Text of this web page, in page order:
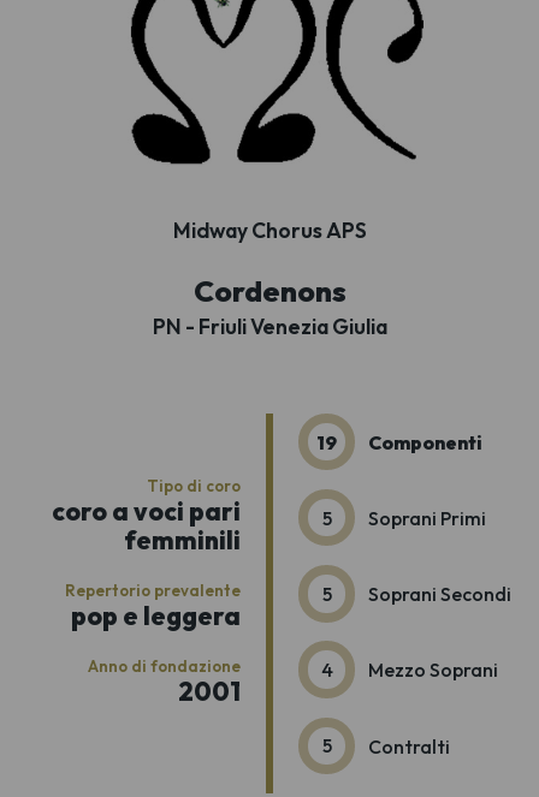
Midway Chorus APS
Cordenons
PN - Friuli Venezia Giulia
Tipo di coro
coro a voci pari
femminili
Repertorio prevalente
pop e leggera
Anno di fondazione
2001
19 Componenti
5 Soprani Primi
5 Soprani Secondi
4 Mezzo Soprani
5 Contralti